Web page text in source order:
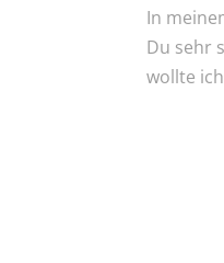
In
Du sehr
wollte